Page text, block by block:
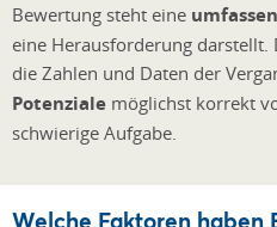
Bewertung steht eine
eine Herausforderung
die Zahlen und Daten der
Potenziale möglichst korrekt
schwierige Aufgabe.
Welche Faktoren haben